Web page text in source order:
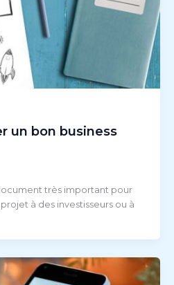
un bon business
très important pour
à des investisseurs ou à